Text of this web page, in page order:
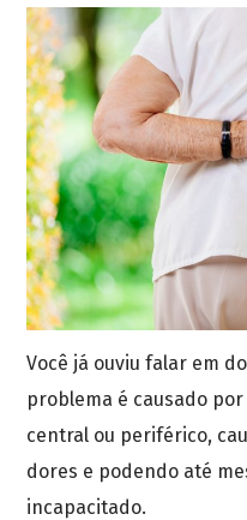
Você já ouviu falar em
problema é causado
central ou periférico,
dores e podendo até
incapacitado.